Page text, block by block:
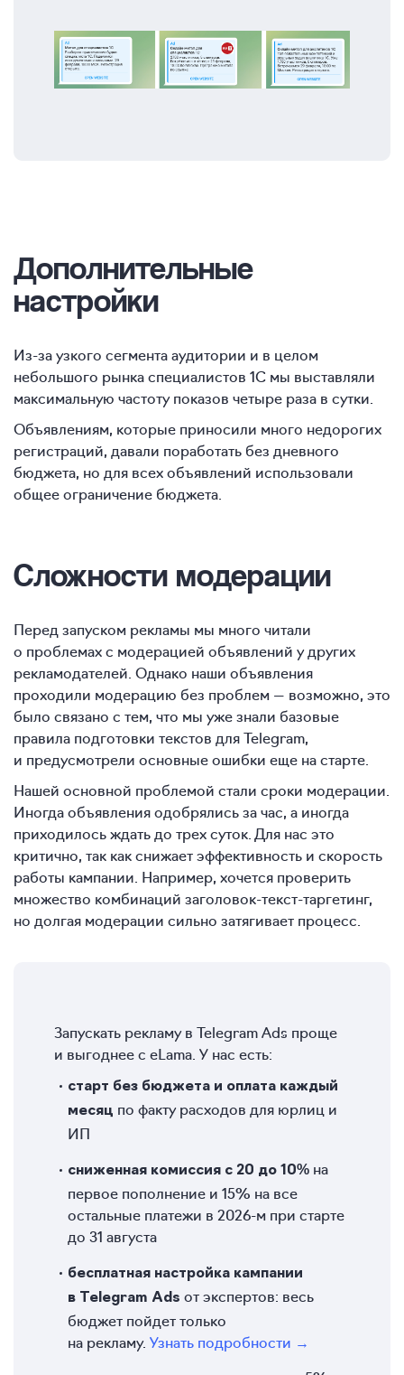
Дополнительные
настройки
Из-за узкого сегмента аудитории и в целом
небольшого рынка специалистов 1С мы выставляли
максимальную частоту показов четыре раза в сутки.
Объявлениям, которые приносили много недорогих
регистраций, давали поработать без дневного
бюджета, но для всех объявлений использовали
общее ограничение бюджета.
Сложности модерации
Перед запуском рекламы мы много читали
о проблемах с модерацией объявлений у других
рекламодателей. Однако наши объявления
проходили модерацию без проблем — возможно, это
было связано с тем, что мы уже знали базовые
правила подготовки текстов для Telegram,
и предусмотрели основные ошибки еще на старте.
Нашей основной проблемой стали сроки модерации.
Иногда объявления одобрялись за час, а иногда
приходилось ждать до трех суток. Для нас это
критично, так как снижает эффективность и скорость
работы кампании. Например, хочется проверить
множество комбинаций заголовок-текст-таргетинг,
но долгая модерации сильно затягивает процесс.
Запускать рекламу в Telegram Ads проще
и выгоднее с eLama. У нас есть:
старт без бюджета и оплата каждый
месяц по факту расходов для юрлиц и
ИП
сниженная комиссия с 20 до 10% на
первое пополнение и 15% на все
остальные платежи в 2026-м при старте
до 31 августа
бесплатная настройка кампании
в Telegram Ads от экспертов: весь
бюджет пойдет только
на рекламу. Узнать подробности →